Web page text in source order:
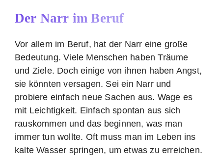
Der Narr im Beruf
Vor allem im Beruf, hat der Narr eine große
Bedeutung. Viele Menschen haben Träume
und Ziele. Doch einige von ihnen haben Angst,
sie könnten versagen. Sei ein Narr und
probiere einfach neue Sachen aus. Wage es
mit Leichtigkeit. Einfach spontan aus sich
rauskommen und das beginnen, was man
immer tun wollte. Oft muss man im Leben ins
kalte Wasser springen, um etwas zu erreichen.